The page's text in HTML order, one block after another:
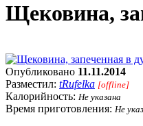
Щековина,
Опубликовано 11.11.2014
Разместил: tRufelka [offline]
Калорийность: Не указана
Время приготовления: Не